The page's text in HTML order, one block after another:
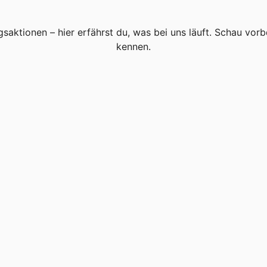
– hier erfährst du, was bei uns läuft. Schau
kennen.